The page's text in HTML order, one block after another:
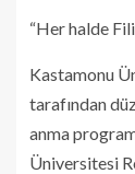
“Her halde
Kastamonu
tarafından
anma
Üniversitesi